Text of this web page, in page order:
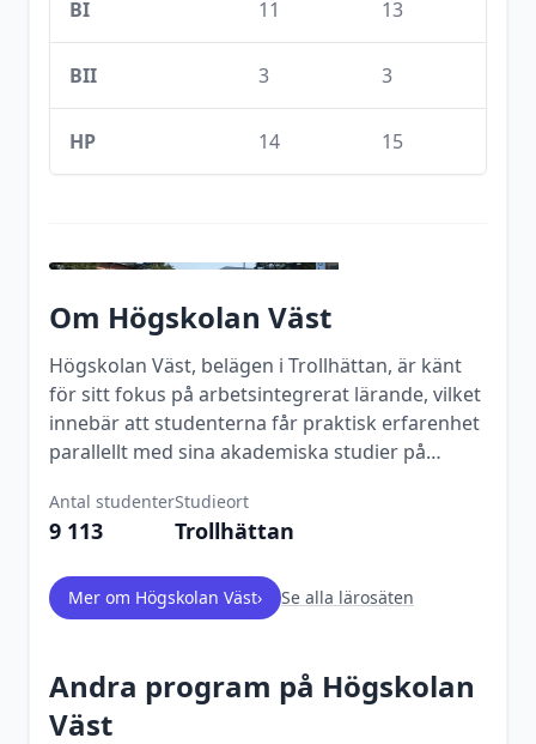
BI 11 13
BII 3 3
HP 14 15
Om Högskolan Väst
Högskolan Väst, belägen i Trollhättan, är känt
för sitt fokus på arbetsintegrerat lärande, vilket
innebär att studenterna får praktisk erfarenhet
parallellt med sina akademiska studier på
Antal studenter
9 113
Studieort
Trollhättan
Mer om Högskolan Väst› Se alla lärosäten
Andra program på Högskolan
Väst